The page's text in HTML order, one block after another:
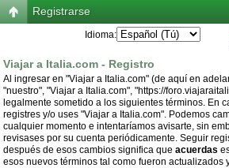
Registrarse
Idioma:
Viajar a Italia.com - Registro
Al ingresar en "Viajar a Italia.com" (de aquí en
"nuestro", "Viajar a Italia.com", "https://
legalmente sometido a los siguientes términos. En
registres y/o uses "Viajar a Italia.com". Podemos
cualquier momento e intentaríamos avisarte, sin
revisases por su cuenta periódicamente. Seguir
después de esos cambios significa que acuerdas
esos nuevos términos tal como fueron actualizados